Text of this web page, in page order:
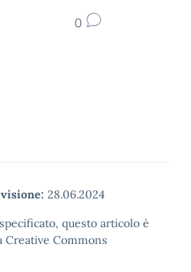
0
28.06.2024
questo articolo è
Creative Commons